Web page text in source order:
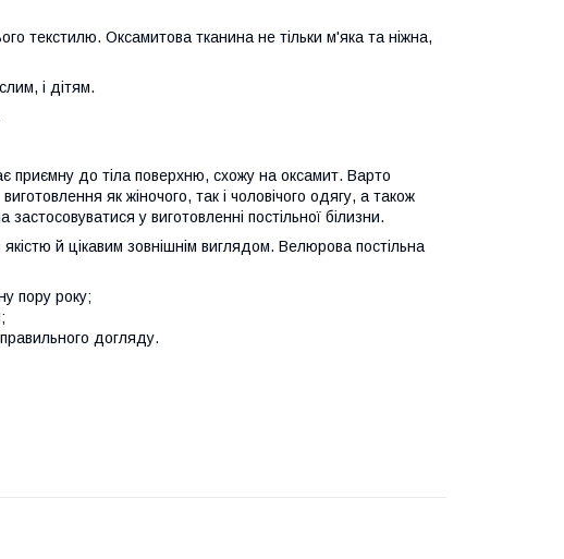
текстилю. Оксамитова тканина не тільки м'яка та ніжна,
і дітям.
приємну до тіла поверхню, схожу на оксамит. Варто
як жіночого, так і чоловічого одягу, а також
у виготовленні постільної білизни.
й цікавим зовнішнім виглядом. Велюрова постільна
пору року;
догляду.